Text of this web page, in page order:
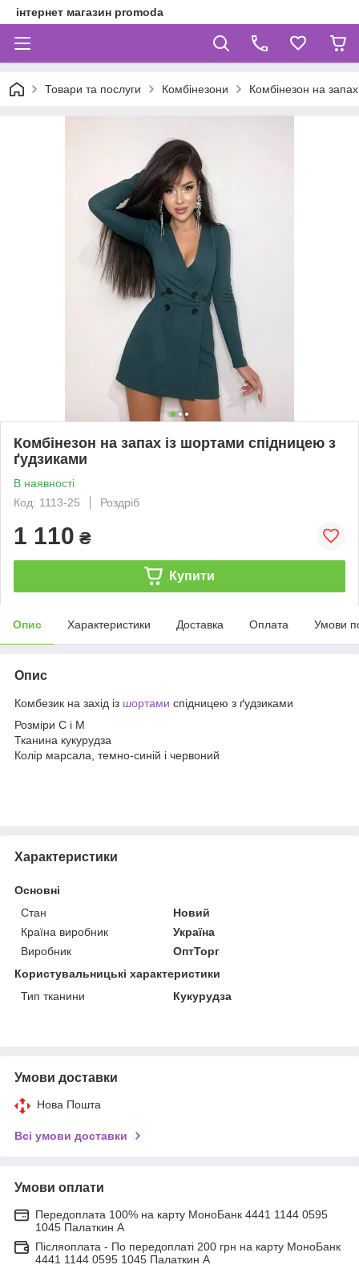
інтернет магазин promoda
Товари та послуги Комбінезони Комбінезон на
Комбінезон на запах із шортами спідницею з
ґудзиками
В наявності
Код: 1113-25
Роздріб
1 110 ₴
Купити
Опис Характеристики Доставка Оплата Умови
Опис
Комбезик на захід із шортами спідницею з ґудзиками
Розміри C і М
Тканина кукурудза
Колір марсала, темно-синій і червоний
Характеристики
Основні
Стан
Новий
Країна виробник
Україна
Виробник
ОптТорг
Користувальницькі характеристики
Тип тканини
Кукурудза
Умови доставки
Нова Пошта
Всі умови доставки
Умови оплати
Передоплата 100% на карту МоноБанк 4441 1144 0595
1045 Палаткин А
Післяоплата - По передоплаті 200 грн на карту МоноБанк
4441 1144 0595 1045 Палаткин А